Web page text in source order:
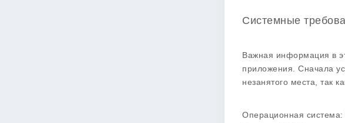
Системные
Важная информация в
приложения. Сначала
незанятого места, так
Операционная система: